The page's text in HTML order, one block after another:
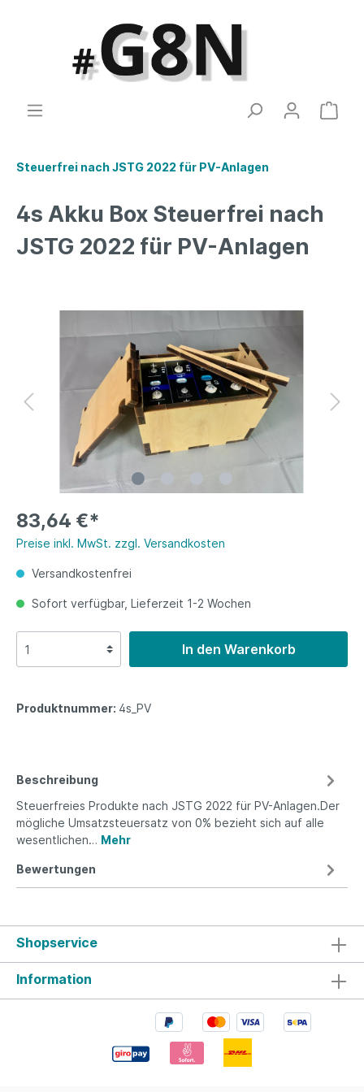
Steuerfrei nach JSTG 2022 für PV-Anlagen
4s Akku Box Steuerfrei nach
JSTG 2022 für PV-Anlagen
83,64 €*
Preise inkl. MwSt. zzgl. Versandkosten
Versandkostenfrei
Sofort verfügbar, Lieferzeit 1-2 Wochen
In den Warenkorb
Produktnummer: 4s_PV
Beschreibung
Steuerfreies Produkte nach JSTG 2022 für PV-Anlagen.Der
mögliche Umsatzsteuersatz von 0% bezieht sich auf alle
wesentlichen… Mehr
Bewertungen
Shopservice
Information